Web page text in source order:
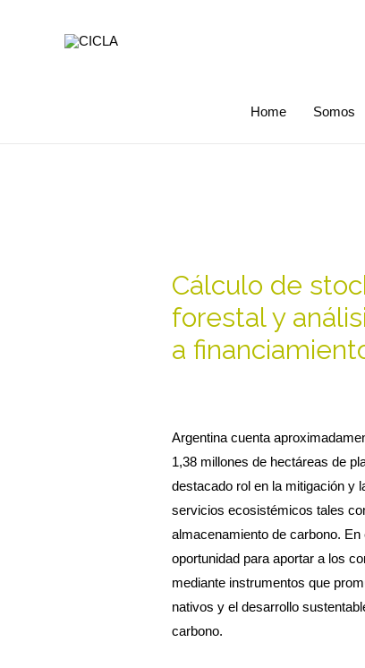
Home Somos
Cálculo de
forestal y
a
Argentina cuenta
1,38 millones de hectáreas de
destacado rol en la mitigación y
servicios ecosistémicos tales
almacenamiento de carbono.
oportunidad para aportar a los
mediante instrumentos que
nativos y el desarrollo
carbono.